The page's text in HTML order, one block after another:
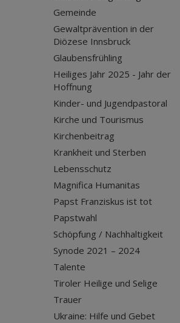
Gemeinde
Gewaltprävention in der
Diözese Innsbruck
Glaubensfrühling
Heiliges Jahr 2025 - Jahr der
Hoffnung
Kinder- und Jugendpastoral
Kirche und Tourismus
Kirchenbeitrag
Krankheit und Sterben
Lebensschutz
Magnifica Humanitas
Papst Franziskus ist tot
Papstwahl
Schöpfung / Nachhaltigkeit
Synode 2021 – 2024
Talente
Tiroler Heilige und Selige
Trauer
Ukraine: Hilfe und Gebet